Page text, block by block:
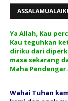
Ya Allah, Kau
Kau teguhkan
diriku dari
masa sekarang
Maha Pendengar.
Wahai Tuhan